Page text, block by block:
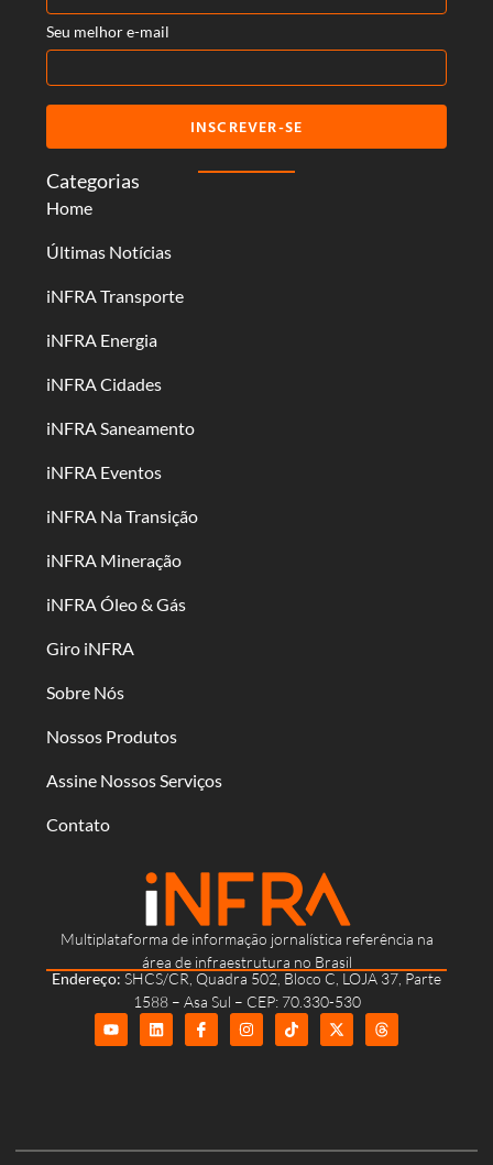
Multiplataforma de informação jornalística referência na
área de infraestrutura no Brasil
Endereço: SHCS/CR, Quadra 502, Bloco C, LOJA 37, Parte
1588 – Asa Sul – CEP: 70.330-530
Categorias
Home
Últimas Notícias
iNFRA Transporte
iNFRA Energia
iNFRA Cidades
iNFRA Saneamento
iNFRA Eventos
iNFRA Na Transição
iNFRA Mineração
iNFRA Óleo & Gás
Giro iNFRA
Sobre Nós
Nossos Produtos
Assine Nossos Serviços
Contato
Seu melhor e-mail
INSCREVER-SE